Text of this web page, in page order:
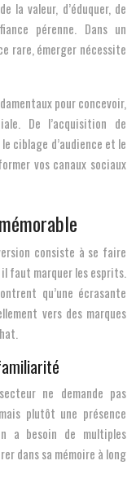
la valeur, d’éduquer, de
pérenne. Dans un
rare, émerger nécessite
pour concevoir,
De l’acquisition de
ciblage d’audience et le
vos canaux sociaux
consiste à se faire
faut marquer les esprits.
qu’une écrasante
vers des marques
ne demande pas
plutôt une présence
a besoin de multiples
dans sa mémoire à long